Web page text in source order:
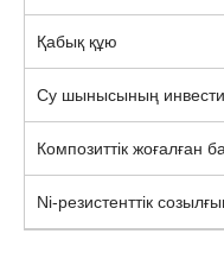
Қабық құю
Су шынысының
Композиттік жоғалған
Ni-резистенттік